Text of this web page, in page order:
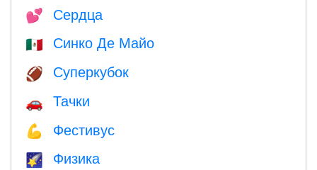
💕 Сердца
🇲🇽 Синко Де Майо
🏈 Суперкубок
🚗 Тачки
💪 Фестивус
🌠 Физика